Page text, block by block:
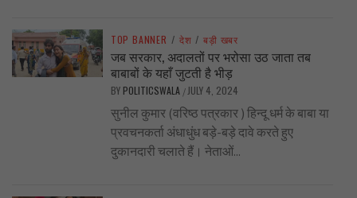
TOP BANNER / देश / बड़ी खबर
जब सरकार, अदालतों पर भरोसा उठ जाता तब
बाबाबों के यहाँ जुटती है भीड़
BY POLITICSWALA / JULY 4, 2024
सुनील कुमार (वरिष्ठ पत्रकार ) हिन्दू धर्म के बाबा या
प्रवचनकर्ता अंधाधुंध बड़े-बड़े दावे करते हुए
दुकानदारी चलाते हैं। नेताओं...